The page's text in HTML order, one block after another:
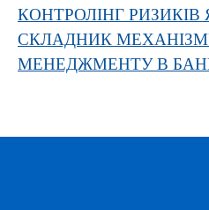
КОНТРОЛІНГ
СКЛАДНИК
МЕНЕДЖМЕНТУ В